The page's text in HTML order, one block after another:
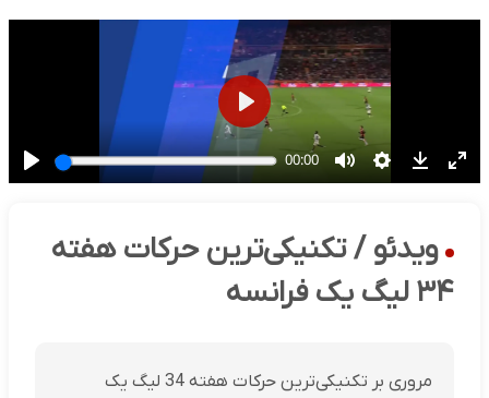
ویدئو / تکنیکی‌ترین حرکات هفته
۳۴ لیگ یک فرانسه
مروری بر تکنیکی‌ترین حرکات هفته 34 لیگ یک